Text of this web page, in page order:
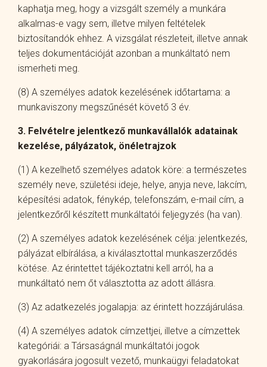
kaphatja meg, hogy a vizsgált személy a munkára
alkalmas-e vagy sem, illetve milyen feltételek
biztosítandók ehhez. A vizsgálat részleteit, illetve annak
teljes dokumentációját azonban a munkáltató nem
ismerheti meg.
(8) A személyes adatok kezelésének időtartama: a
munkaviszony megszűnését követő 3 év.
3. Felvételre jelentkező munkavállalók adatainak
kezelése, pályázatok, önéletrajzok
(1) A kezelhető személyes adatok köre: a természetes
személy neve, születési ideje, helye, anyja neve, lakcím,
képesítési adatok, fénykép, telefonszám, e-mail cím, a
jelentkezőről készített munkáltatói feljegyzés (ha van).
(2) A személyes adatok kezelésének célja: jelentkezés,
pályázat elbírálása, a kiválasztottal munkaszerződés
kötése. Az érintettet tájékoztatni kell arról, ha a
munkáltató nem őt választotta az adott állásra.
(3) Az adatkezelés jogalapja: az érintett hozzájárulása.
(4) A személyes adatok címzettjei, illetve a címzettek
kategóriái: a Társaságnál munkáltatói jogok
gyakorlására jogosult vezető, munkaügyi feladatokat